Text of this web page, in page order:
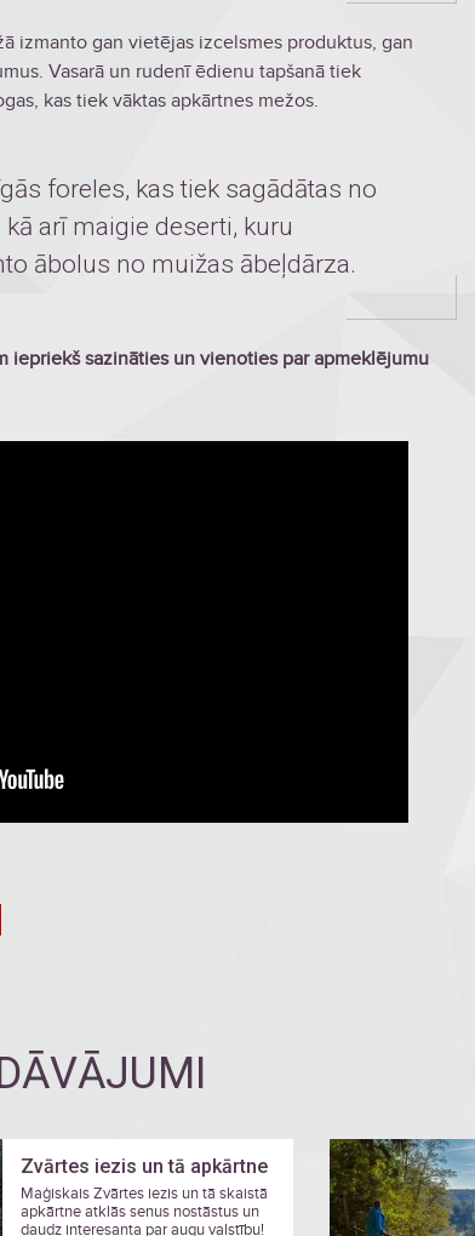
izmanto gan vietējas izcelsmes produktus, gan
Vasarā un rudenī ēdienu tapšanā tiek
kas tiek vāktas apkārtnes mežos.
foreles, kas tiek sagādātas no
arī maigie deserti, kuru
ābolus no muižas ābeļdārza.
iepriekš sazināties un vienoties par apmeklējumu
Zvārtes iezis un tā apkārtne
Maģiskais Zvārtes iezis un tā skaistā
apkārtne atklās senus nostāstus un
daudz interesanta par augu valstību!